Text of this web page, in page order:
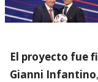
El proyecto fue
Gianni Infantino